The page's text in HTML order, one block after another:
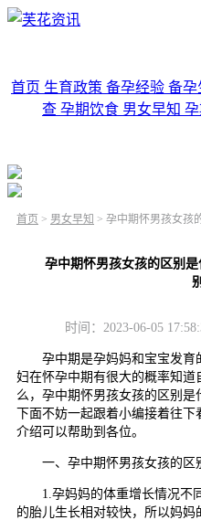
首页 生育政策 备孕经验 备孕
查 孕期饮食 男女早知
首页 > 男女早知 > 孕中期怀男孩女孩的
孕中期怀男孩女孩的区别
时间：2023-06-05
孕中期是孕妈妈和宝宝发育
妇在怀孕中期有很大的概率知
么，孕中期怀男孩女孩的区别是
下面不妨一起跟着小编接着往
介绍可以帮助到各位。
一、孕中期怀男孩女孩的区
1.孕妈妈的体重增长情况不
的胎儿生长相对较快，所以妈妈